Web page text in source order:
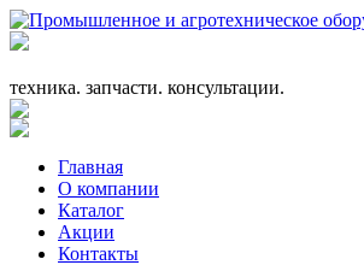
техника. запчасти. консультации.
Главная
О компании
Каталог
Акции
Контакты